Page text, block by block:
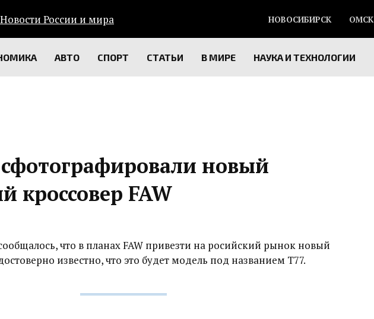
НОВОСИБИРСК ОМСК
АВТО СПОРТ СТАТЬИ В МИРЕ НАУКА И ТЕХНОЛОГИИ
новый
кроссовер FAW
что в планах FAW привезти на росийский рынок новый
известно, что это будет модель под названием T77.